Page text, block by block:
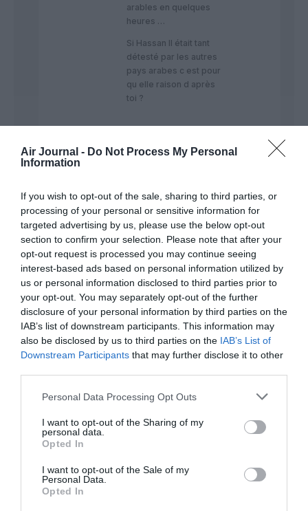
Air Journal - Do Not Process My Personal
Information
If you wish to opt-out of the sale, sharing to third parties, or
processing of your personal or sensitive information for
targeted advertising by us, please use the below opt-out
section to confirm your selection. Please note that after your
opt-out request is processed you may continue seeing
interest-based ads based on personal information utilized by
us or personal information disclosed to third parties prior to
your opt-out. You may separately opt-out of the further
disclosure of your personal information by third parties on the
IAB’s list of downstream participants. This information may
also be disclosed by us to third parties on the IAB’s List of
Downstream Participants that may further disclose it to other
Personal Data Processing Opt Outs
I want to opt-out of the Sharing of my
personal data.
Opted In
I want to opt-out of the Sale of my
Personal Data.
Opted In
arables en quelques
heures …
Si Hassan II était tant
détesté par les autres
pays arabes c est pour
qu elle raison d après
toi ?
Ah Bon ?a
15 juillet
Faut-il n’avoir rien à
pour aller sur un site
français et insulter la
France à chaque
commentaire.
Besoin d’exister ? Un
complexe à soigner ?
L’avantage c’est que le
risque de sanction est
quasi nul, puisque la
liberté d’expression est
encore, son roi, sur un
réaction des
la hauteur.